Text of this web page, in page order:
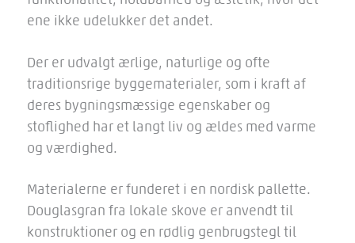
ene ikke udelukker det andet.
Der er udvalgt ærlige, naturlige og ofte
traditionsrige byggematerialer, som i kraft af
deres bygningsmæssige egenskaber og
stoflighed har et langt liv og ældes med varme
og værdighed.
Materialerne er funderet i en nordisk pallette.
Douglasgran fra lokale skove er anvendt til
konstruktioner og en rødlig genbrugstegl til